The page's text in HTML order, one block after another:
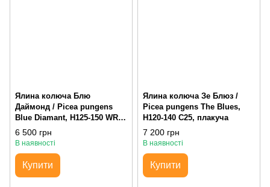
Ялина колюча Блю
Даймонд / Picea pungens
Blue Diamant, H125-150 WRB,
пірамідальна, 1,5 метра
6 500 грн
В наявності
Купити
Ялина колюча Зе Блюз /
Picea pungens The Blues,
H120-140 С25, плакуча
7 200 грн
В наявності
Купити